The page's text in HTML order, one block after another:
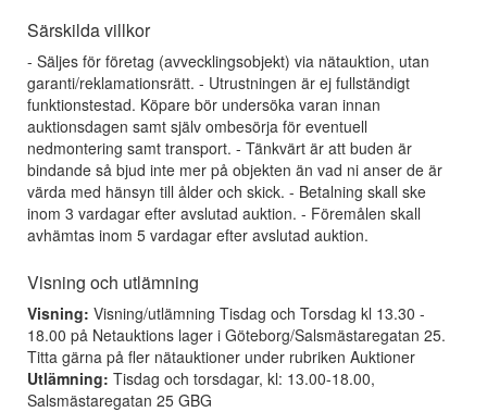
Särskilda villkor
- Säljes för företag (avvecklingsobjekt) via nätauktion, utan
garanti/reklamationsrätt. - Utrustningen är ej fullständigt
funktionstestad. Köpare bör undersöka varan innan
auktionsdagen samt själv ombesörja för eventuell
nedmontering samt transport. - Tänkvärt är att buden är
bindande så bjud inte mer på objekten än vad ni anser de är
värda med hänsyn till ålder och skick. - Betalning skall ske
inom 3 vardagar efter avslutad auktion. - Föremålen skall
avhämtas inom 5 vardagar efter avslutad auktion.
Visning och utlämning
Visning: Visning/utlämning Tisdag och Torsdag kl 13.30 -
18.00 på Netauktions lager i Göteborg/Salsmästaregatan 25.
Titta gärna på fler nätauktioner under rubriken Auktioner
Utlämning: Tisdag och torsdagar, kl: 13.00-18.00,
Salsmästaregatan 25 GBG